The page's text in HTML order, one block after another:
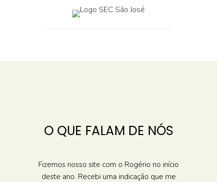
O QUE FALAM DE NÓS
Fizemos nosso site com o Rogério no início
deste ano. Recebi uma indicação que me